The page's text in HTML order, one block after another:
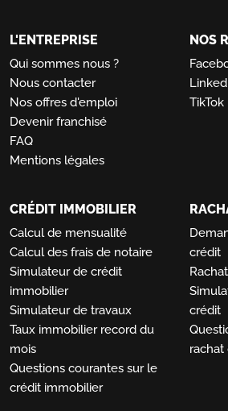
L'ENTREPRISE
Qui sommes nous ?
Nous contacter
Nos offres d'emploi
Devenir franchisé
FAQ
Mentions légales
NOS
TikTok
CRÉDIT IMMOBILIER
Calcul de mensualité
Calcul des frais de notaire
Simulateur de crédit
immobilier
Simulateur de travaux
Taux immobilier record du
mois
Questions courantes sur le
crédit immobilier
crédit
crédit
rachat